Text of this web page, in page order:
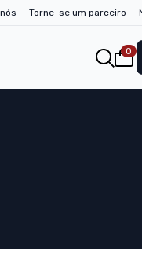
Torne-se um parceiro
0